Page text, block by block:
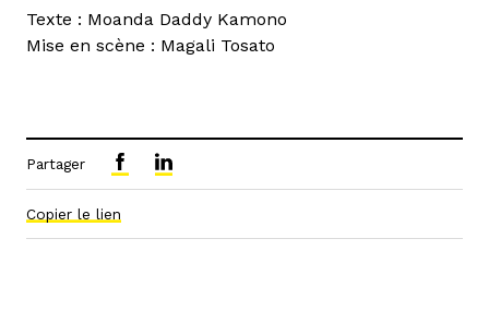
Texte : Moanda Daddy Kamono
Mise en scène : Magali Tosato
Partager
Copier le lien